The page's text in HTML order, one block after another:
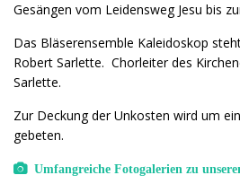
Gesängen vom Leidensweg Jesu bis
Das Bläserensemble Kaleidoskop
Robert Sarlette. Chorleiter des
Sarlette.
Zur Deckung der Unkosten wird um
gebeten.
Umfangreiche Fotogalerien zu